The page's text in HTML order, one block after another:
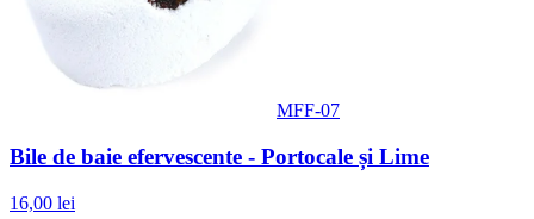
MFF-07
Bile de baie efervescente - Portocale și Lime
16,00 lei